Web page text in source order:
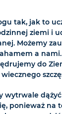
tak, jak to
ziemi i
Możemy
a
do
wytrwale
ponieważ na